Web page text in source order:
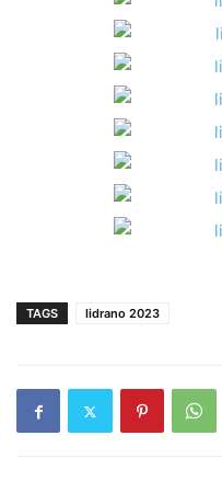
TAGS lidrano 2023